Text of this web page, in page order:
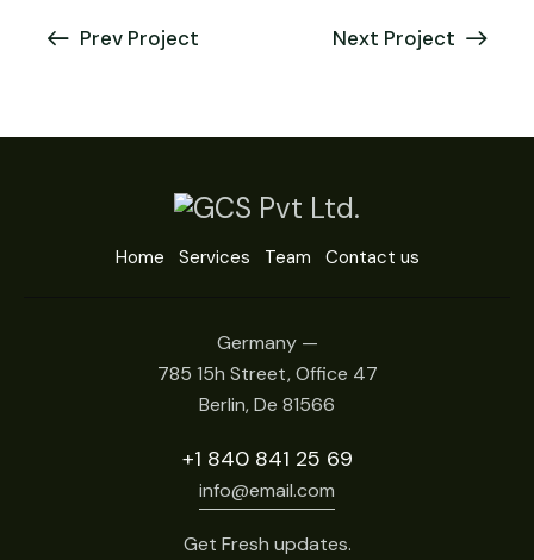
Prev Project Next Project
Home Services Team Contact us
Germany —
785 15h Street, Office 47
Berlin, De 81566
+1 840 841 25 69
info@email.com
Get Fresh updates.